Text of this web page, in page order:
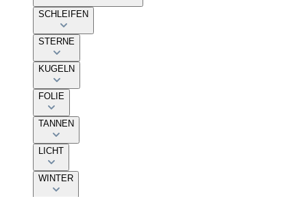
SCHLEIFEN
STERNE
KUGELN
FOLIE
TANNEN
LICHT
WINTER